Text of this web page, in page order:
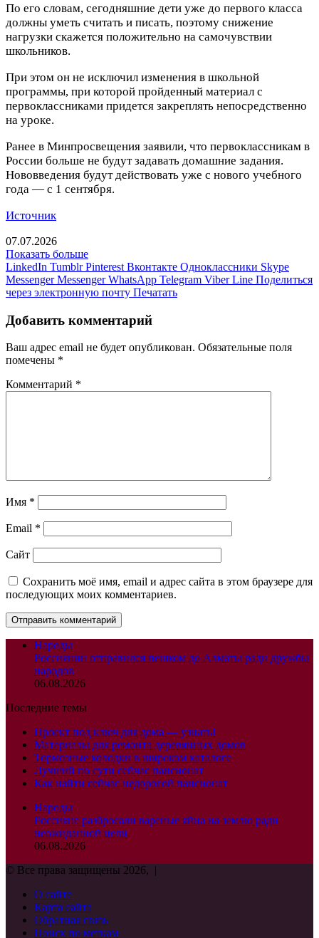
По его словам, сегодняшние дети уже до первого класса
должны уметь считать и писать, поэтому снижение
нагрузки скажется положительно на самочувствии
школьников.
При этом он не исключил изменения в школьной
программы, при которой пройденный материал с
первоклассниками придется закреплять непосредственно
на уроке.
Ранее в Минпросвещения заявили, что первоклассникам в
России больше не будут задавать домашние задания.
Нововведения будут действовать уже с нового учебного
года — с 1 сентября.
Источник
07.07.2026
Показать больше
LinkedIn Tumblr Pinterest Вконтакте Одноклассники Skype
Messenger Messenger WhatsApp Telegram Viber Line Поделиться
через электронную почту Печатать
Добавить комментарий
Ваш адрес email не будет опубликован. Обязательные поля
помечены *
Комментарий *
Имя *
Email *
Сайт
Сохранить моё имя, email и адрес сайта в этом браузере для
последующих моих комментариев.
Народы
Россиянин отправился пешком до Алматы ради дружбы
народов
06.08.2026
Последние темы
Проект под ключ для дома — узнать!
Материалы для ремонта деревянных домов
Тормозные колодки в широком каталоге
Лучший по сути сейчас пансионат
Как найти сейчас недорогой пансионат
Народы
Россияне разбросали вареные яйца на землю ради
неожиданной цели
06.08.2026
© Все права защищены 2026, |
О сайте
Карта сайта
Обратная связь
Поиск по меткам